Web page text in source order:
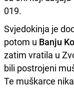
019.
Svjedokinja je
potom u Banju
zatim vratila u
bili postrojeni
Te muškarce